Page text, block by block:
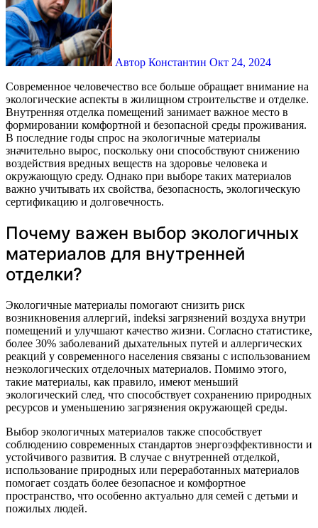
Автор Константин Окт 24, 2024
Современное человечество все больше обращает внимание на
экологические аспекты в жилищном строительстве и отделке.
Внутренняя отделка помещений занимает важное место в
формировании комфортной и безопасной среды проживания.
В последние годы спрос на экологичные материалы
значительно вырос, поскольку они способствуют снижению
воздействия вредных веществ на здоровье человека и
окружающую среду. Однако при выборе таких материалов
важно учитывать их свойства, безопасность, экологическую
сертификацию и долговечность.
Почему важен выбор экологичных
материалов для внутренней
отделки?
Экологичные материалы помогают снизить риск
возникновения аллергий, indeksi загрязнений воздуха внутри
помещений и улучшают качество жизни. Согласно статистике,
более 30% заболеваний дыхательных путей и аллергических
реакций у современного населения связаны с использованием
неэкологических отделочных материалов. Помимо этого,
такие материалы, как правило, имеют меньший
экологический след, что способствует сохранению природных
ресурсов и уменьшению загрязнения окружающей среды.
Выбор экологичных материалов также способствует
соблюдению современных стандартов энергоэффективности и
устойчивого развития. В случае с внутренней отделкой,
использование природных или переработанных материалов
помогает создать более безопасное и комфортное
пространство, что особенно актуально для семей с детьми и
пожилых людей.